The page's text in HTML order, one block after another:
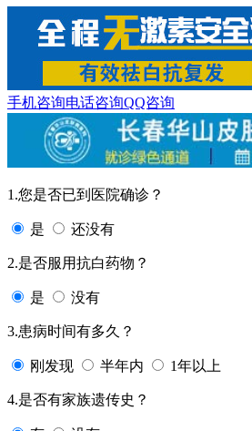
手机咨询电话咨询QQ咨询
1.您是否已到医院确诊？
是 还没有
2.是否服用抗白药物？
是 没有
3.患病时间有多久？
刚发现 半年内 1年以上
4.是否有家族遗传史？